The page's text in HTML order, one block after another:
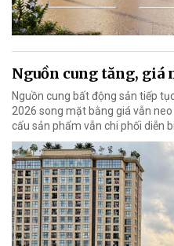
Nguồn cung tăng, giá
Nguồn cung bất động sản tiếp
2026 song mặt bằng giá vẫn
cấu sản phẩm vẫn chi phối diễn